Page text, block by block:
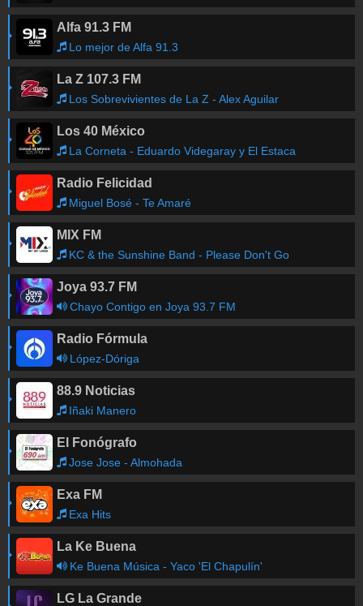
Obtener las canciones anteriores
Alfa 91.3 FM
Lo mejor de Alfa 91.3
La Z 107.3 FM
Los Sobrevivientes de La Z - Alex Aguilar
Los 40 México
La Corneta - Eduardo Videgaray y El Estaca
Radio Felicidad
Miguel Bosé - Te Amaré
MIX FM
KC & the Sunshine Band - Please Don't Go
Joya 93.7 FM
Chayo Contigo en Joya 93.7 FM
Radio Fórmula
López-Dóriga
88.9 Noticias
Iñaki Manero
El Fonógrafo
Jose Jose - Almohada
Exa FM
Exa Hits
La Ke Buena
Ke Buena Música - Yaco 'El Chapulín'
LG La Grande